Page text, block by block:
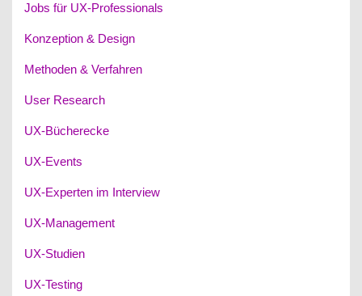
Jobs für UX-Professionals
Konzeption & Design
Methoden & Verfahren
User Research
UX-Bücherecke
UX-Events
UX-Experten im Interview
UX-Management
UX-Studien
UX-Testing